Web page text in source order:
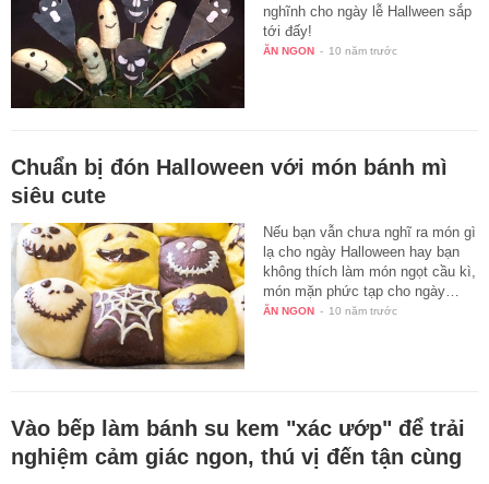
nghĩnh cho ngày lễ Hallween sắp
tới đấy!
ĂN NGON - 10 năm trước
Chuẩn bị đón Halloween với món bánh mì
siêu cute
Nếu bạn vẫn chưa nghĩ ra món gì
lạ cho ngày Halloween hay bạn
không thích làm món ngọt cầu kì,
món mặn phức tạp cho ngày…
ĂN NGON - 10 năm trước
Vào bếp làm bánh su kem "xác ướp" để trải
nghiệm cảm giác ngon, thú vị đến tận cùng